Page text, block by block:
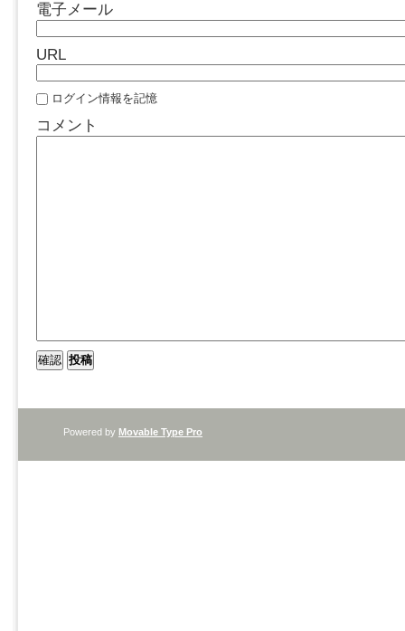
電子メール
URL
ログイン情報を記憶
コメント
Powered by Movable Type Pro